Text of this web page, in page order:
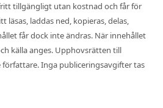
tillgängligt utan kostnad och får för
läsas, laddas ned, kopieras, delas,
får dock inte ändras. När innehållet
källa anges. Upphovsrätten till
Inga publiceringsavgifter tas